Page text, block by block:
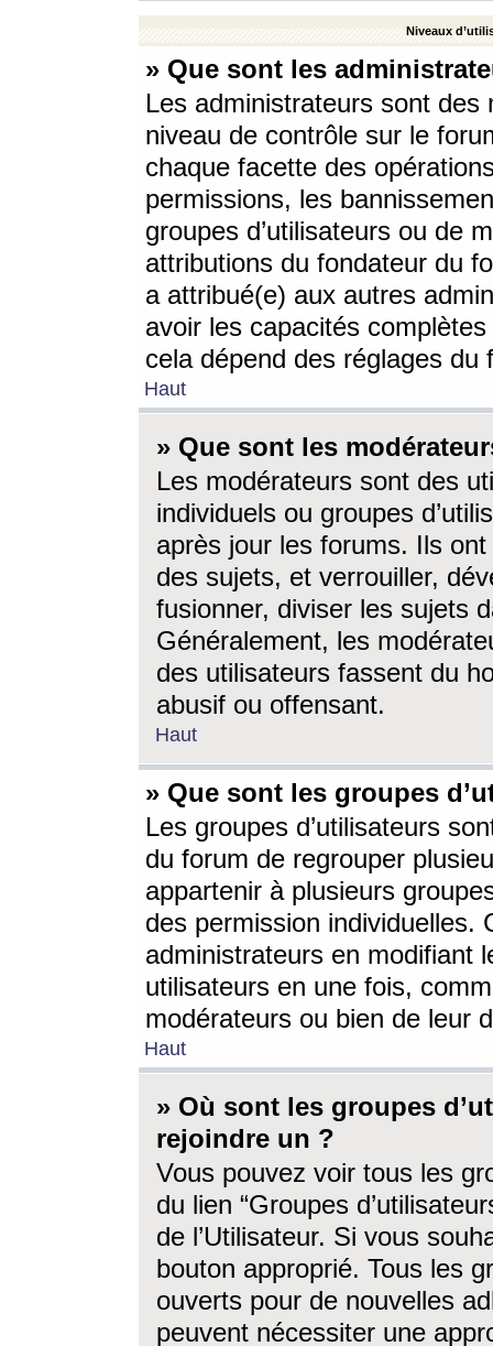
Niveaux
» Que sont les
Les administrateurs sont
niveau de contrôle sur le
chaque facette des
permissions, les
groupes d’utilisateurs ou de
attributions du fondateur du
a attribué(e) aux autres
avoir les capacités
cela dépend des réglages du
Haut
» Que sont les
Les modérateurs sont des
individuels ou groupes
après jour les forums. Ils ont
des sujets, et verrouiller,
fusionner, diviser les sujets
Généralement, les
des utilisateurs fassent du
abusif ou offensant.
Haut
» Que sont les groupes
Les groupes d’utilisateurs
du forum de regrouper
appartenir à plusieurs
des permission individuelles.
administrateurs en modifiant
utilisateurs en une fois,
modérateurs ou bien de leur
Haut
» Où sont les groupes
rejoindre un ?
Vous pouvez voir tous les
du lien “Groupes
de l’Utilisateur. Si vous
bouton approprié. Tous les
ouverts pour de nouvelles
peuvent nécessiter une